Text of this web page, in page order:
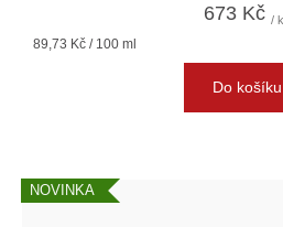
673 Kč /
Měrná
89,73 Kč / 100 ml
Do košíku
NOVINKA